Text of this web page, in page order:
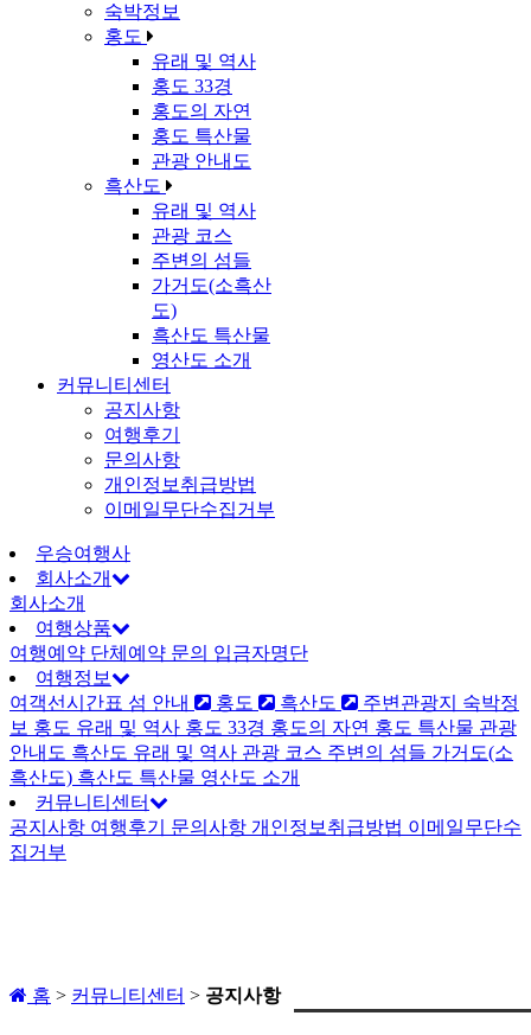
숙박정보
홍도
유래 및 역사
홍도 33경
홍도의 자연
홍도 특산물
관광 안내도
흑산도
유래 및 역사
관광 코스
주변의 섬들
가거도(소흑산
도)
흑산도 특산물
영산도 소개
커뮤니티센터
공지사항
여행후기
문의사항
개인정보취급방법
이메일무단수집거부
우승여행사
회사소개
회사소개
여행상품
여행예약 단체예약 문의 입금자명단
여행정보
여객선시간표 섬 안내 홍도 흑산도 주변관광지 숙박정
보 홍도 유래 및 역사 홍도 33경 홍도의 자연 홍도 특산물 관광
안내도 흑산도 유래 및 역사 관광 코스 주변의 섬들 가거도(소
흑산도) 흑산도 특산물 영산도 소개
커뮤니티센터
공지사항 여행후기 문의사항 개인정보취급방법 이메일무단수
집거부
홈 > 커뮤니티센터 > 공지사항